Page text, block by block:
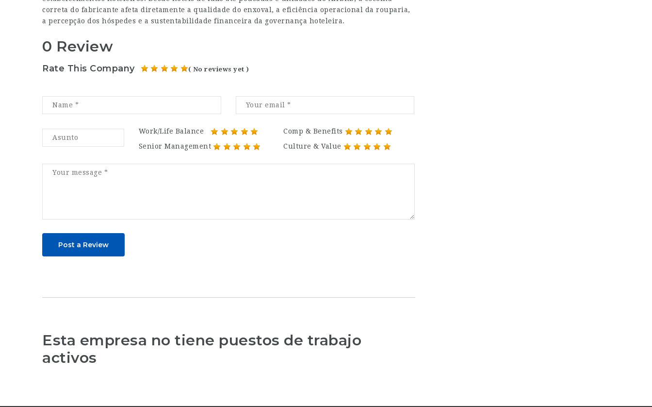
correta do fabricante afeta diretamente a qualidade do enxoval, a eficiência operacional da rouparia,
a percepção dos hóspedes e a sustentabilidade financeira da governança hoteleira.
0 Review
Rate This Company ( No reviews yet )
Work/Life Balance
Comp & Benefits
Senior Management
Culture & Value
Post a Review
Esta empresa no tiene puestos de trabajo
activos